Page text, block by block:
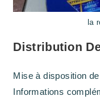
la
Distribution
Mise à disposition
Informations